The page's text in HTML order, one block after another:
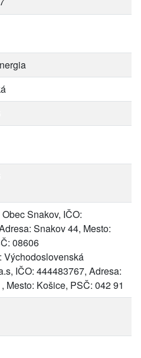
Snakov, IČO:
Snakov 44, Mesto:
08606
Východoslovenská
IČO: 444483767, Adresa:
Mesto: Košice, PSČ: 042 91